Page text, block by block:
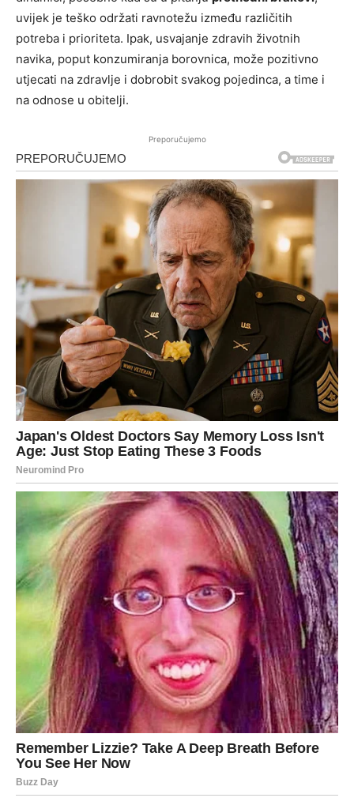
uvijek je teško održati ravnotežu između različitih
potreba i prioriteta. Ipak, usvajanje zdravih životnih
navika, poput konzumiranja borovnica, može pozitivno
utjecati na zdravlje i dobrobit svakog pojedinca, a time i
na odnose u obitelji.
Preporučujemo